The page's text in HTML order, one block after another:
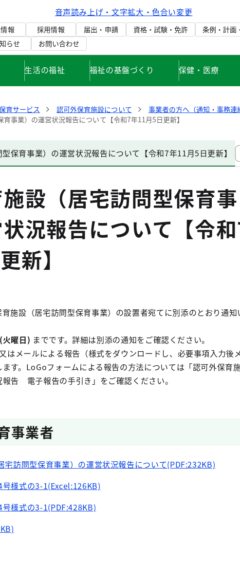
音声読み上げ・文字拡大・色合い変更
報 採用情報 届出・申請 資格・試験・免許 条例・計画
らせ お問い合わせ
生活の福祉 福祉の基盤づくり 保健・医療
育サービス 認可外保育施設について
事業者の方へ（通知・事務連
事業）の運営状況報告について【令和7年11月5日更新】
保育事業）の運営状況報告について【令和7年11月5日更新】
設（居宅訪問型保育事
況報告について【令
新】
施設（居宅訪問型保育事業）の設置者宛てに別添のとおり通知
曜日) までです。詳細は別添の通知をご確認ください。
はメールによる報告（様式をダウンロードし、必要事項入力後
す。LoGoフォームによる報告の方法については「認可外保育
告 電子報告の手引き」をご確認ください。
事業者
宅訪問型保育事業）の運営状況報告について(PDF:232KB)
様式の3-1(Excel:126KB)
様式の3-1(PDF:428KB)